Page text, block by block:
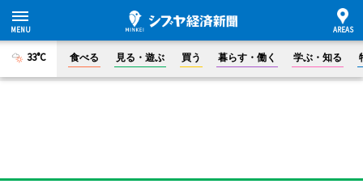
33°C 食べる 見る・遊ぶ 買う 暮らす・働く 学ぶ・知る